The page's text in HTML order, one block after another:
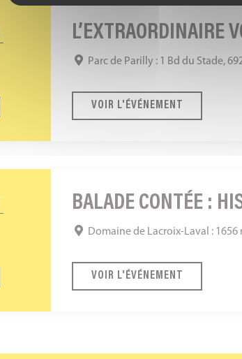
L’EXTRAORDINAIRE
Parc de Parilly : 1 Bd du Stade,
VOIR L'ÉVÉNEMENT
BALADE CONTÉE :
Domaine de Lacroix-Laval :
VOIR L'ÉVÉNEMENT